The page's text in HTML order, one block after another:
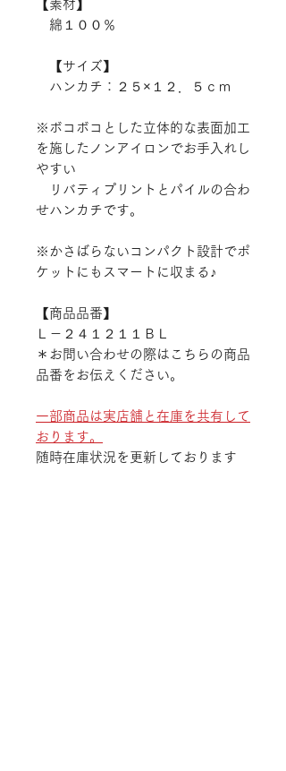
【素材】
綿１００％
【サイズ】
ハンカチ：２５×１２．５ｃｍ
※ボコボコとした立体的な表面加工
を施したノンアイロンでお手入れし
やすい
リバティプリントとパイルの合わ
せハンカチです。
※かさばらないコンパクト設計でポ
ケットにもスマートに収まる♪
【商品品番】
Ｌ－２４１２１１ＢＬ
＊お問い合わせの際はこちらの商品
品番をお伝えください。
一部商品は実店舗と在庫を共有して
おります。
随時在庫状況を更新しております